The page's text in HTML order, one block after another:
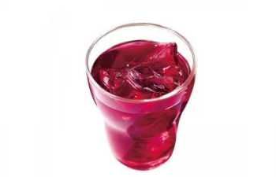
会に負けないためのGABAも配合しました。現代
社会を生き抜く女性のすこやかな毎日を応援しま